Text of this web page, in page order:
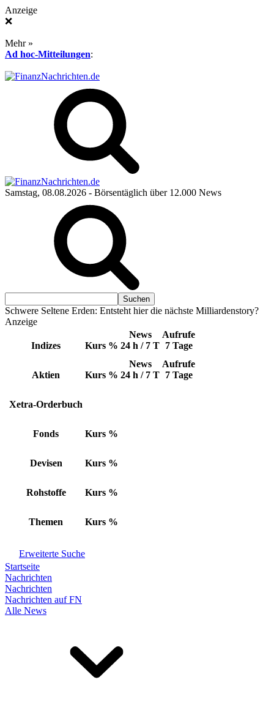
Anzeige
❌
Mehr »
Ad hoc-Mitteilungen:
Samstag, 08.08.2026 - Börsentäglich über 12.000 News
Schwere Seltene Erden: Entsteht hier die nächste Milliardenstory?
Anzeige
Indizes Kurs %
News
24 h / 7 T
Aufrufe
7 Tage
Aktien Kurs %
News
24 h / 7 T
Aufrufe
7 Tage
Xetra-Orderbuch
Fonds Kurs %
Devisen Kurs %
Rohstoffe Kurs %
Themen Kurs %
Erweiterte Suche
Startseite
Nachrichten
Nachrichten
Nachrichten auf FN
Alle News